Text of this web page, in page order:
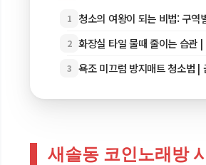
1 청소의 여왕이 되는 비법: 구역
2 화장실 타일 물때 줄이는 습관
3 욕조 미끄럼 방지매트 청소법 |
새솔동 코인노래방